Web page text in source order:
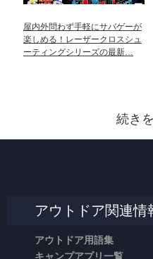
屋内外問わず手軽にサバゲーが
楽しめる！レーザークロスシュ
ーティングシリーズの最新…
続き
アウトドア関連情
アウトドア用語集
キャンプアプリ一覧